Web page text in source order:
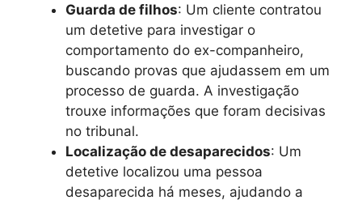
Guarda de filhos: Um cliente contratou
um detetive para investigar o
comportamento do ex-companheiro,
buscando provas que ajudassem em um
processo de guarda. A investigação
trouxe informações que foram decisivas
no tribunal.
Localização de desaparecidos: Um
detetive localizou uma pessoa
desaparecida há meses, ajudando a